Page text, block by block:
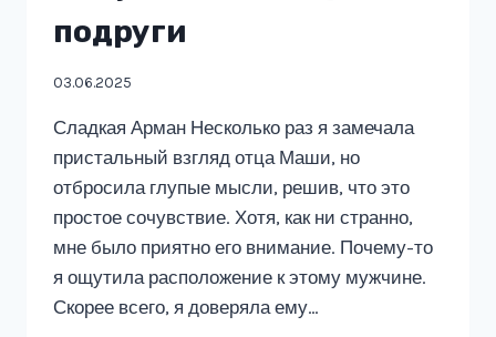
подруги
03.06.2025
Сладкая Арман Несколько раз я замечала
пристальный взгляд отца Маши, но
отбросила глупые мысли, решив, что это
простое сочувствие. Хотя, как ни странно,
мне было приятно его внимание. Почему-то
я ощутила расположение к этому мужчине.
Скорее всего, я доверяла ему…